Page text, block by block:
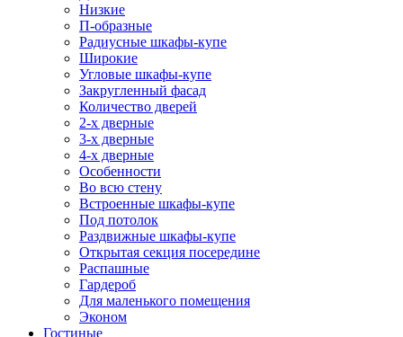
Низкие
П-образные
Радиусные шкафы-купе
Широкие
Угловые шкафы-купе
Закругленный фасад
Количество дверей
2-х дверные
3-х дверные
4-х дверные
Особенности
Во всю стену
Встроенные шкафы-купе
Под потолок
Раздвижные шкафы-купе
Открытая секция посередине
Распашные
Гардероб
Для маленького помещения
Эконом
Гостиные